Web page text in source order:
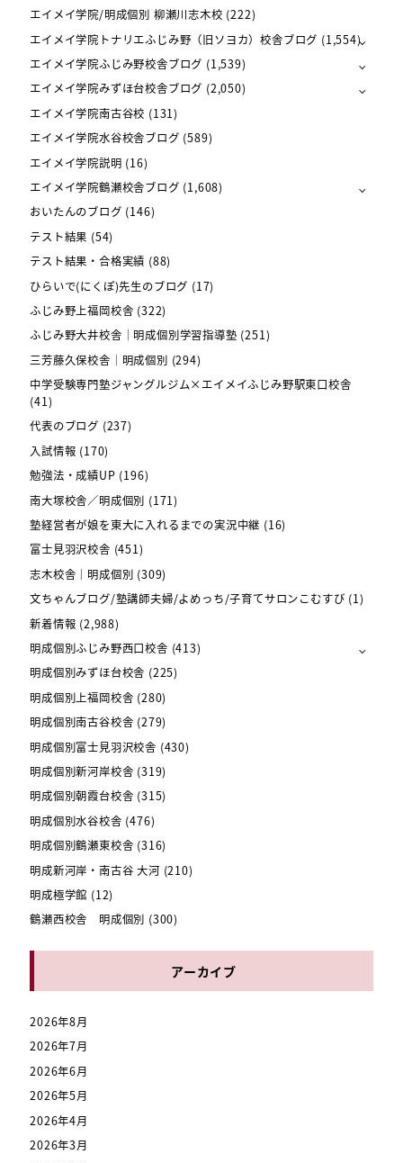
エイメイ学院/明成個別 柳瀬川志木校 (222)
エイメイ学院トナリエふじみ野（旧ソヨカ）校舎ブログ (1,554)
エイメイ学院ふじみ野校舎ブログ (1,539)
エイメイ学院みずほ台校舎ブログ (2,050)
エイメイ学院南古谷校 (131)
エイメイ学院水谷校舎ブログ (589)
エイメイ学院説明 (16)
エイメイ学院鶴瀬校舎ブログ (1,608)
おいたんのブログ (146)
テスト結果 (54)
テスト結果・合格実績 (88)
ひらいで(にくぽ)先生のブログ (17)
ふじみ野上福岡校舎 (322)
ふじみ野大井校舎｜明成個別学習指導塾 (251)
三芳藤久保校舎｜明成個別 (294)
中学受験専門塾ジャングルジム×エイメイふじみ野駅東口校舎
(41)
代表のブログ (237)
入試情報 (170)
勉強法・成績UP (196)
南大塚校舎／明成個別 (171)
塾経営者が娘を東大に入れるまでの実況中継 (16)
富士見羽沢校舎 (451)
志木校舎｜明成個別 (309)
文ちゃんブログ/塾講師夫婦/よめっち/子育てサロンこむすび (1)
新着情報 (2,988)
明成個別ふじみ野西口校舎 (413)
明成個別みずほ台校舎 (225)
明成個別上福岡校舎 (280)
明成個別南古谷校舎 (279)
明成個別富士見羽沢校舎 (430)
明成個別新河岸校舎 (319)
明成個別朝霞台校舎 (315)
明成個別水谷校舎 (476)
明成個別鶴瀬東校舎 (316)
明成新河岸・南古谷 大河 (210)
明成極学館 (12)
鶴瀬西校舎 明成個別 (300)
アーカイブ
2026年8月
2026年7月
2026年6月
2026年5月
2026年4月
2026年3月